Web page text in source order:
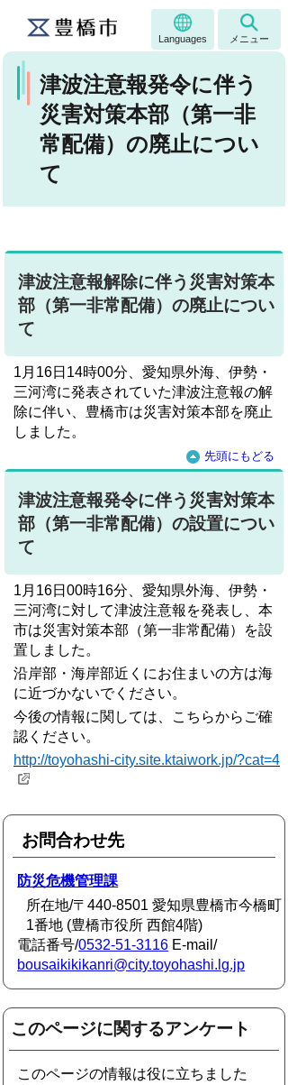
Languages メニュー
津波注意報発令に伴う
災害対策本部（第一非
常配備）の廃止につい
て
津波注意報解除に伴う災害対策本
部（第一非常配備）の廃止につい
て
1月16日14時00分、愛知県外海、伊勢・
三河湾に発表されていた津波注意報の解
除に伴い、豊橋市は災害対策本部を廃止
しました。
先頭にもどる
津波注意報発令に伴う災害対策本
部（第一非常配備）の設置につい
て
1月16日00時16分、愛知県外海、伊勢・
三河湾に対して津波注意報を発表し、本
市は災害対策本部（第一非常配備）を設
置しました。
沿岸部・海岸部近くにお住まいの方は海
に近づかないでください。
今後の情報に関しては、こちらからご確
認ください。
http://toyohashi-city.site.ktaiwork.jp/?cat=4
お問合わせ先
防災危機管理課
所在地/〒440-8501 愛知県豊橋市今橋町
1番地 (豊橋市役所 西館4階)
電話番号/0532-51-3116 E-mail/
bousaikikikanri@city.toyohashi.lg.jp
このページに関するアンケート
このページの情報は役に立ちました